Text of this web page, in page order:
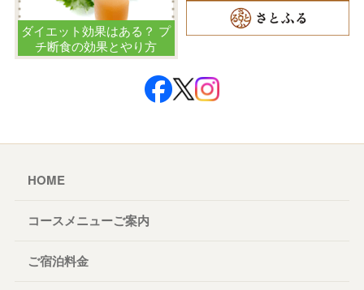
ダイエット効果はある？ プ
チ断食の効果とやり方
HOME
コースメニューご案内
ご宿泊料金